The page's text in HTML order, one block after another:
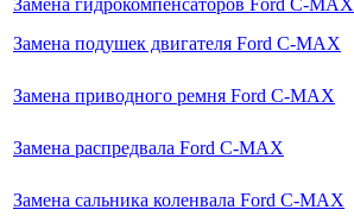
Замена подушек двигателя Ford C-MAX
Замена приводного ремня Ford C-MAX
Замена распредвала Ford C-MAX
Замена сальника коленвала Ford C-MAX